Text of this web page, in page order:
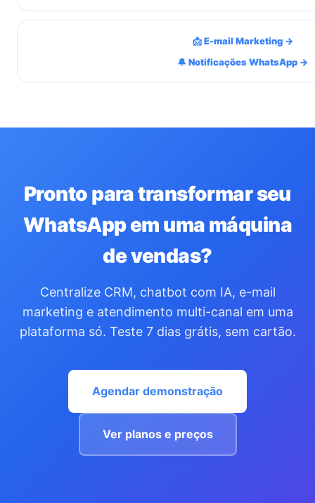
📩 E-mail Marketing →
🔔 Notificações WhatsApp →
Pronto para transformar seu
WhatsApp em uma máquina
de vendas?
Centralize CRM, chatbot com IA, e-mail
marketing e atendimento multi-canal em uma
plataforma só. Teste 7 dias grátis, sem cartão.
Agendar demonstração
Ver planos e preços